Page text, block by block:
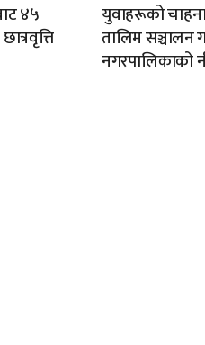
४५
युवाहरूको
तालिम सञ्चालन
नगरपालिकाको